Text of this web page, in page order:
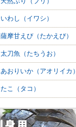
いわし（イワシ）
薩摩甘えび（たかえび）
太刀魚（たちうお）
あおりいか（アオリイカ）
たこ（タコ）